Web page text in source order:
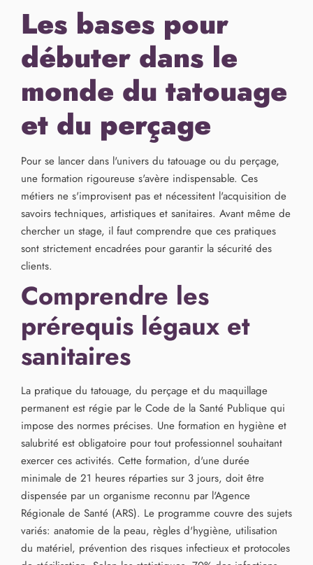
Les bases pour
débuter dans le
monde du tatouage
et du perçage
Pour se lancer dans l'univers du tatouage ou du perçage,
une formation rigoureuse s'avère indispensable. Ces
métiers ne s'improvisent pas et nécessitent l'acquisition de
savoirs techniques, artistiques et sanitaires. Avant même de
chercher un stage, il faut comprendre que ces pratiques
sont strictement encadrées pour garantir la sécurité des
clients.
Comprendre les
prérequis légaux et
sanitaires
La pratique du tatouage, du perçage et du maquillage
permanent est régie par le Code de la Santé Publique qui
impose des normes précises. Une formation en hygiène et
salubrité est obligatoire pour tout professionnel souhaitant
exercer ces activités. Cette formation, d'une durée
minimale de 21 heures réparties sur 3 jours, doit être
dispensée par un organisme reconnu par l'Agence
Régionale de Santé (ARS). Le programme couvre des sujets
variés: anatomie de la peau, règles d'hygiène, utilisation
du matériel, prévention des risques infectieux et protocoles